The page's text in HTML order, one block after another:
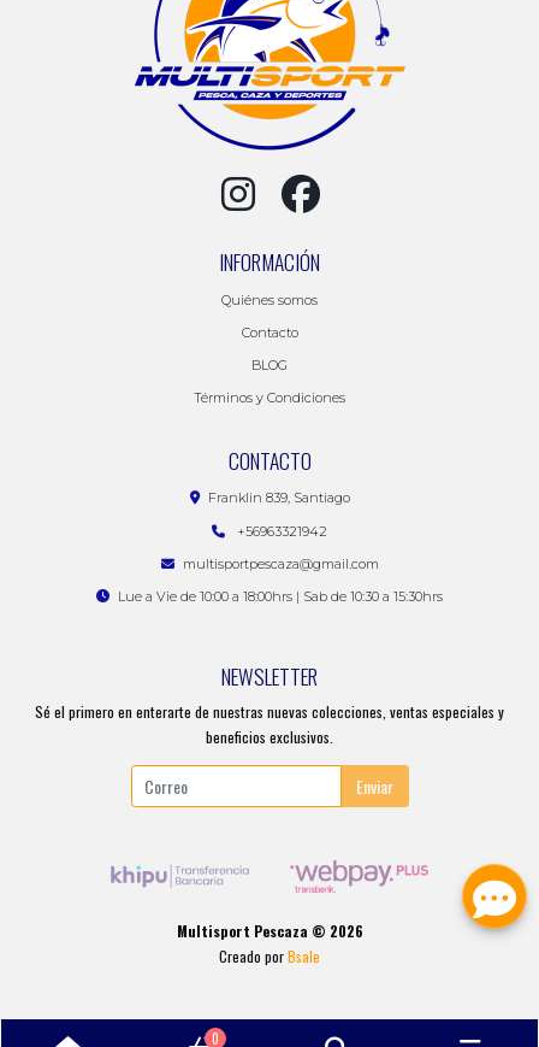
INFORMACIÓN
Quiénes somos
Contacto
BLOG
Términos y Condiciones
CONTACTO
Franklin 839, Santiago
+56963321942
multisportpescaza@gmail.com
Lue a Vie de 10:00 a 18:00hrs | Sab de 10:30 a 15:30hrs
NEWSLETTER
Sé el primero en enterarte de nuestras nuevas colecciones, ventas especiales y
beneficios exclusivos.
Enviar
Multisport Pescaza © 2026
Creado porBsale
0